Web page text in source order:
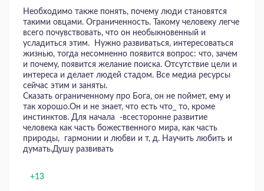
Необходимо также понять, почему люди становятся
такими овцами. Ограниченность. Такому человеку легче
всего почувствовать, что он необыкновенный и
усладиться этим. Нужно развиваться, интересоваться
жизнью, тогда несомненно появится вопрос: что, зачем
и почему, появится желание поиска. Отсутствие цели и
интереса и делает людей стадом. Все медиа ресурсы
сейчас этим и заняты.
Сказать ограниченному про Бога, он не поймет, ему и
так хорошо.Он и не знает, что есть что_ то, кроме
инстинктов. Для начала -всесторонне развитие
человека как часть божественного мира, как часть
природы, гармонии и любви и т, д. Научить любить и
думать.Душу развивать
+13